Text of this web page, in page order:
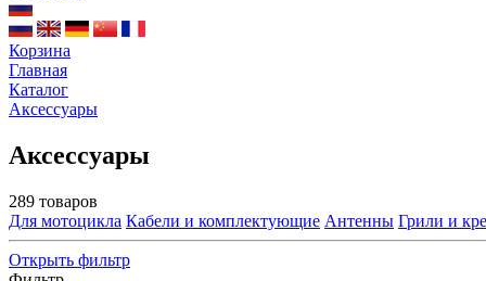
Корзина
Главная
Каталог
Аксессуары
Аксессуары
289 товаров
Для мотоцикла Кабели и комплектующие Антенны Грили и
Открыть фильтр